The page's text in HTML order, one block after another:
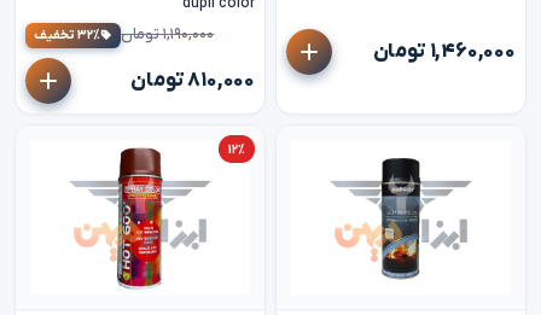
۱,۴۶۰,۰۰۰ تومان
۱,۱۹۰,۰۰۰ تومان ۳۲٪ تخفیف
۸۱۰,۰۰۰ تومان
۱۲٪